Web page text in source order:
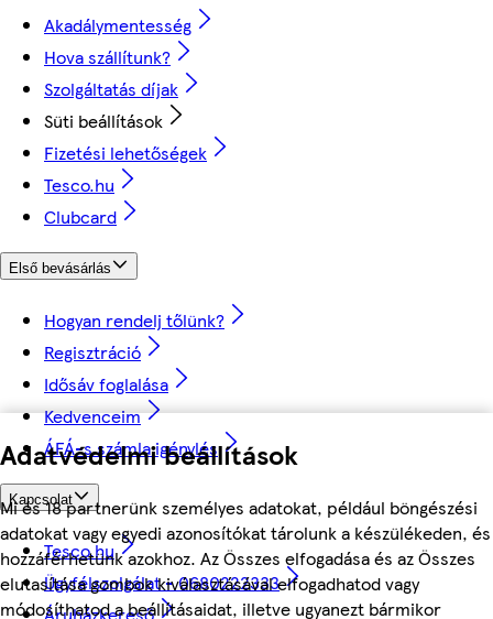
Adatvédelmi beállítások
Mi és 18 partnerünk személyes adatokat, például böngészési
adatokat vagy egyedi azonosítókat tárolunk a készülékeden, és
hozzáférhetünk azokhoz. Az Összes elfogadása és az Összes
elutasítása gombok kiválasztásával elfogadhatod vagy
módosíthatod a beállításaidat, illetve ugyanezt bármikor
Akadálymentesség
Hova szállítunk?
Szolgáltatás díjak
Süti beállítások
Fizetési lehetőségek
Tesco.hu
Clubcard
Első bevásárlás
Hogyan rendelj tőlünk?
Regisztráció
Idősáv foglalása
Kedvenceim
ÁFÁ-s számla igénylés
Kapcsolat
Tesco.hu
Ügyfélszolgálat - 0680222333